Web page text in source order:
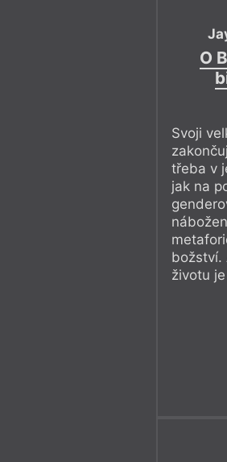
O
Svoji
třeba v
jak na
božství.
životu